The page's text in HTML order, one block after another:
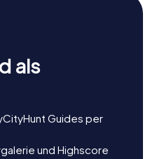
als
Guides per
und Highscore